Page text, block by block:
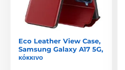
Eco Leather View Case,
Samsung Galaxy A17 5G,
κόκκινο